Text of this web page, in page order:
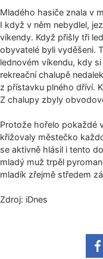
Mladého hasiče znala v
I když v něm nebydlel,
víkendy. Když přišly tři
obyvatelé byli vyděšeni.
lednovém víkendu, kdy
rekreační chalupě
z přístavku plného dříví.
Z chalupy zbyly
Protože hořelo pokaždé
křižovaly městečko
se aktivně hlásil i tento
mladý muž trpěl
mladík zřejmě středem
Zdroj: iDnes